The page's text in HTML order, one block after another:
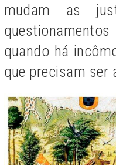
mudam as
quando há
que precisam ser